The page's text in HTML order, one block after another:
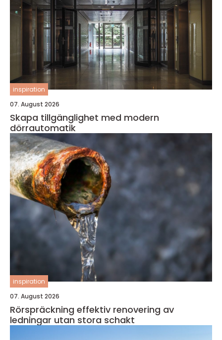
inspiration
07. August 2026
Skapa tillgänglighet med modern
dörrautomatik
inspiration
07. August 2026
Rörspräckning effektiv renovering av
ledningar utan stora schakt